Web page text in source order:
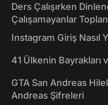
Ders Çalışırken
Çalışamayanlar
Instagram Giriş Nasıl
41 Ülkenin Bayrakları
GTA San Andreas
Andreas Şifreleri